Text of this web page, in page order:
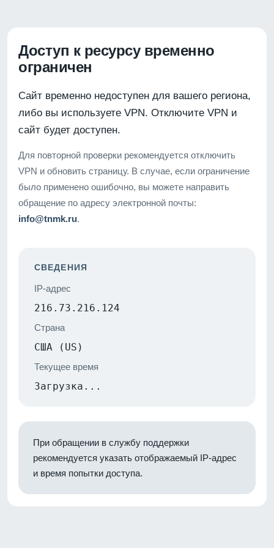
Доступ к ресурсу временно
ограничен
Сайт временно недоступен для вашего региона,
либо вы используете VPN. Отключите VPN и
сайт будет доступен.
Для повторной проверки рекомендуется отключить
VPN и обновить страницу. В случае, если ограничение
было применено ошибочно, вы можете направить
обращение по адресу электронной почты:
info@tnmk.ru.
СВЕДЕНИЯ
IP-адрес
216.73.216.124
Страна
США (US)
Текущее время
Загрузка...
При обращении в службу поддержки
рекомендуется указать отображаемый IP-адрес
и время попытки доступа.